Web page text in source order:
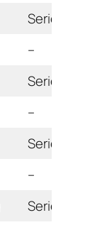
Serie
–
Serie
–
Serie
–
Serie